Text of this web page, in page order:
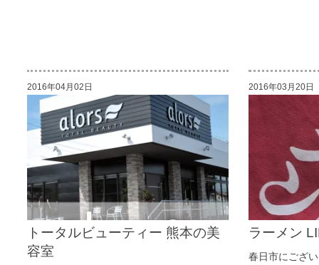
2016年04月02日
トータルビューティー 熊本の美
容室
2016年03月20日
ラーメン
春日市にござ